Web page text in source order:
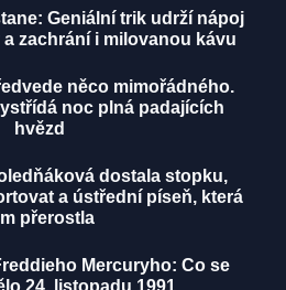
Geniální trik udrží nápoj
zachrání i milovanou kávu
něco mimořádného.
noc plná padajících
hvězd
dostala stopku,
a ústřední píseň, která
přerostla
Mercuryho: Co se